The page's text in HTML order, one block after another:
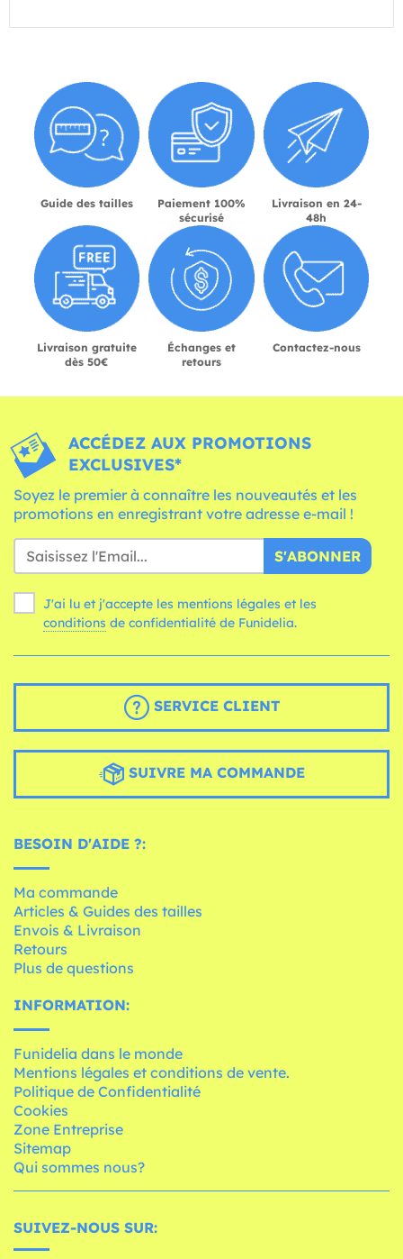
Guide des tailles
Paiement 100%
sécurisé
Livraison en 24-
48h
Livraison gratuite
dès 50€
Échanges et
retours
Contactez-nous
ACCÉDEZ AUX PROMOTIONS
EXCLUSIVES*
Soyez le premier à connaître les nouveautés et les
promotions en enregistrant votre adresse e-mail !
S'ABONNER
J'ai lu et j'accepte les mentions légales et les
conditions de confidentialité de Funidelia.
SERVICE CLIENT
SUIVRE MA COMMANDE
BESOIN D'AIDE ?:
Ma commande
Articles & Guides des tailles
Envois & Livraison
Retours
Plus de questions
INFORMATION:
Funidelia dans le monde
Mentions légales et conditions de vente.
Politique de Confidentialité
Cookies
Zone Entreprise
Sitemap
Qui sommes nous?
SUIVEZ-NOUS SUR: